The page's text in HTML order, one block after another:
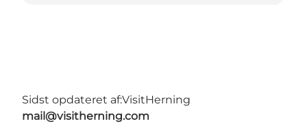
Sidst opdateret af:VisitHerning
mail@visitherning.com